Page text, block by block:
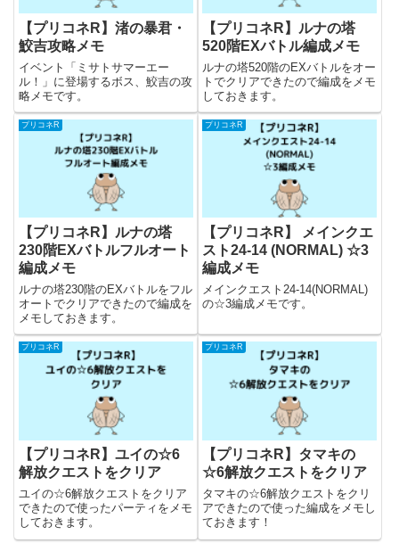
【プリコネR】渚の暴君・
鮫吉攻略メモ
イベント「ミサトサマーエー
ル！」に登場するボス、鮫吉の攻
略メモです。
【プリコネR】ルナの塔
520階EXバトル編成メモ
ルナの塔520階のEXバトルをオー
トでクリアできたので編成をメモ
しておきます。
プリコネR
【プリコネR】ルナの塔
230階EXバトルフルオート
編成メモ
ルナの塔230階のEXバトルをフル
オートでクリアできたので編成を
メモしておきます。
プリコネR
【プリコネR】 メインクエ
スト24-14 (NORMAL) ☆3
編成メモ
メインクエスト24-14(NORMAL)
の☆3編成メモです。
プリコネR
【プリコネR】ユイの☆6
解放クエストをクリア
ユイの☆6解放クエストをクリア
できたので使ったパーティをメモ
しておきます。
プリコネR
【プリコネR】タマキの
☆6解放クエストをクリア
タマキの☆6解放クエストをクリ
アできたので使った編成をメモし
ておきます！